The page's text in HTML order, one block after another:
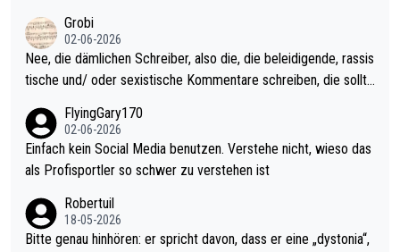
ohl wenig WDF Turniere spielen. Dies war bei Archie Self letzt
es Jahr der Fall. Er musste als amtierender Weltmeister durch
den Qualifier und ich glaube kaum, dass Mitchel sich das (in Ve
el hat.
Grobi
02-06-2026
Nee, die dämlichen Schreiber, also die, die beleidigende, rassis
tische und/ oder sexistische Kommentare schreiben, die sollte
s Leben in den Griff kriegen. Nur eins wundert mich: Luke Little
r war doch neulich erst derjenige, der über Social Media GvV p
rovoziert hat. Und Littlers Mutter schießt öfters mal gegen Ric
FlyingGary170
02-06-2026
Einfach kein Social Media benutzen. Verstehe nicht, wieso das
als Profisportler so schwer zu verstehen ist
Robertuil
18-05-2026
Bitte genau hinhören: er spricht davon, dass er eine „dystonia“,